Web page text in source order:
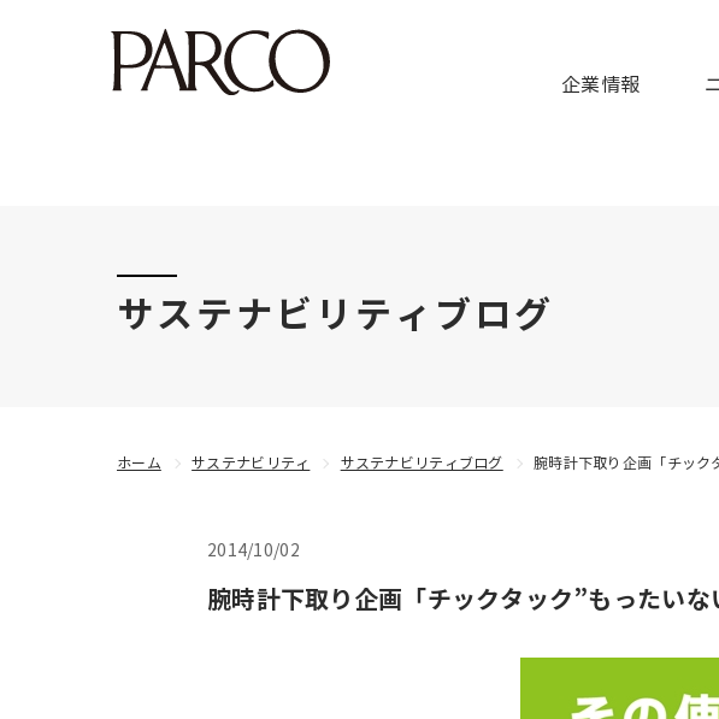
このたびの令和8年熊本地震により被害にあわれた皆様に謹んでお見舞
企業情報
サステナビリティブログ
2014/10/02
腕時計下取り企画「チックタック”もったい
ホーム サステナビリティ サステナビリティブログ 腕時計下取り企画「チック